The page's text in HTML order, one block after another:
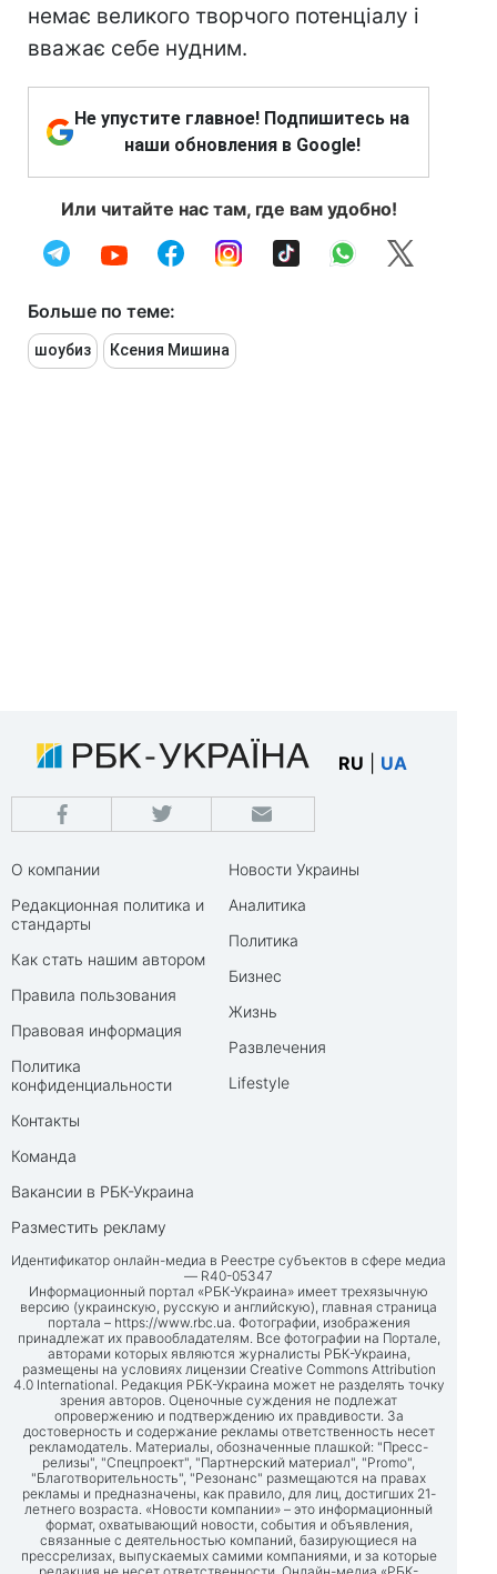
немає великого творчого потенціалу і
вважає себе нудним.
Не упустите главное! Подпишитесь на
наши обновления в Google!
Или читайте нас там, где вам удобно!
Больше по теме:
шоубиз Ксения Мишина
RU UA
О компании
Редакционная политика и
стандарты
Как стать нашим автором
Правила пользования
Правовая информация
Политика
конфиденциальности
Контакты
Команда
Вакансии в РБК-Украина
Разместить рекламу
Новости Украины
Аналитика
Политика
Бизнес
Жизнь
Развлечения
Lifestyle
Идентификатор онлайн-медиа в Реестре субъектов в сфере медиа
— R40-05347
Информационный портал «РБК-Украина» имеет трехязычную
версию (украинскую, русскую и английскую), главная страница
портала – https://www.rbc.ua . Фотографии, изображения
принадлежат их правообладателям. Все фотографии на Портале,
авторами которых являются журналисты РБК-Украина,
размещены на условиях лицензии Creative Commons Attribution
4.0 International. Редакция РБК-Украина может не разделять точку
зрения авторов. Оценочные суждения не подлежат
опровержению и подтверждению их правдивости. За
достоверность и содержание рекламы ответственность несет
рекламодатель. Материалы, обозначенные плашкой: "Пресс-
релизы", "Спецпроект", "Партнерский материал", "Promo",
"Благотворительность", "Резонанс" размещаются на правах
рекламы и предназначены, как правило, для лиц, достигших 21-
летнего возраста. «Новости компании» – это информационный
формат, охватывающий новости, события и объявления,
связанные с деятельностью компаний, базирующиеся на
прессрелизах, выпускаемых самими компаниями, и за которые